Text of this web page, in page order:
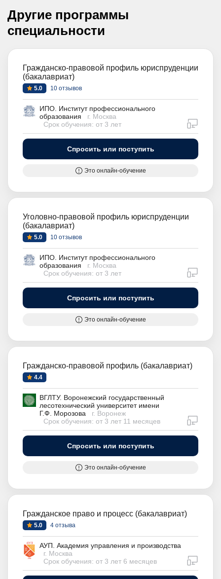
Другие программы
специальности
Гражданско-правовой профиль юриспруденции
(бакалавриат)
5.0 10 отзывов
ИПО. Институт профессионального
образования
г. Москва
Срок обучения: от 3 лет
Спросить или поступить
Это онлайн-обучение
Уголовно-правовой профиль юриспруденции
(бакалавриат)
5.0 10 отзывов
ИПО. Институт профессионального
образования
г. Москва
Срок обучения: от 3 лет
Спросить или поступить
Это онлайн-обучение
Гражданско-правовой профиль (бакалавриат)
4.4
ВГЛТУ. Воронежский государственный
лесотехнический университет имени
Г.Ф. Морозова
г. Воронеж
Срок обучения: от 3 лет 11 месяцев
Спросить или поступить
Это онлайн-обучение
Гражданское право и процесс (бакалавриат)
5.0 4 отзыва
АУП. Академия управления и производства
г. Москва
Срок обучения: от 3 лет 6 месяцев